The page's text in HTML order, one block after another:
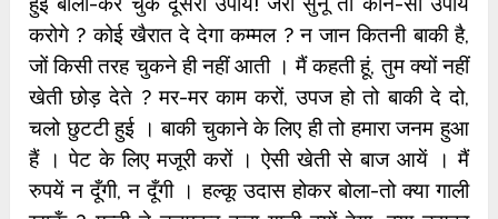
करोगे ? कोई खैरात दे देगा कम्मल ? न जान कितनी बाकी है,
जों किसी तरह चुकने ही नहीं आती । मैं कहती हूं, तुम क्यों नहीं
खेती छोड़ देते ? मर-मर काम करों, उपज हो तो बाकी दे दो,
चलो छुटटी हुई । बाकी चुकाने के लिए ही तो हमारा जनम हुआ
हैं । पेट के लिए मजूरी करों । ऐसी खेती से बाज आयें । मैं
रुपयें न दूँगी, न दूँगी । हल्कू उदास होकर बोला-तो क्या गाली